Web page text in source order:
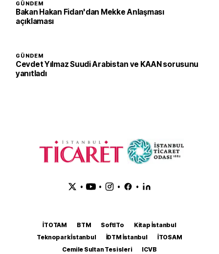
GÜNDEM
Bakan Hakan Fidan'dan Mekke Anlaşması
açıklaması
GÜNDEM
Cevdet Yılmaz Suudi Arabistan ve KAAN sorusunu
yanıtladı
• • • •
İTOTAM BTM SoftITo
Kitap İstanbul
Teknopark İstanbul
İDTM İstanbul
İTOSAM
Cemile Sultan Tesisleri
ICVB